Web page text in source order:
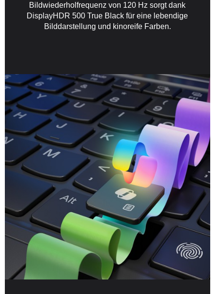
Bildwiederholfrequenz von 120 Hz sorgt dank
DisplayHDR 500 True Black für eine lebendige
Bilddarstellung und kinoreife Farben.